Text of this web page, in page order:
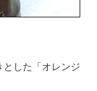
した「オレンジ